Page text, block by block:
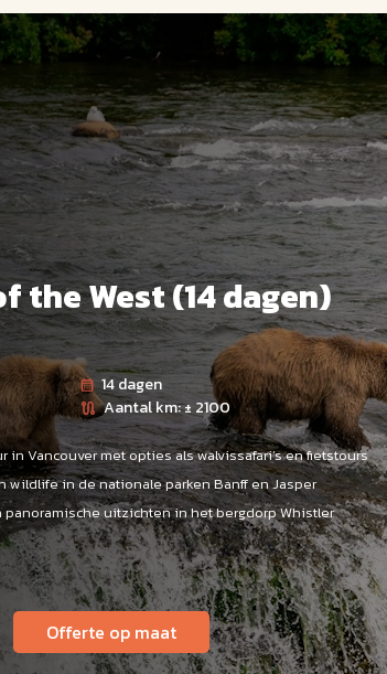
the West (14 dagen)
14 dagen
Aantal km: ± 2100
in Vancouver met opties als walvissafari’s en fietstours
wildlife in de nationale parken Banff en Jasper
uitzichten in het bergdorp Whistler
Offerte op maat